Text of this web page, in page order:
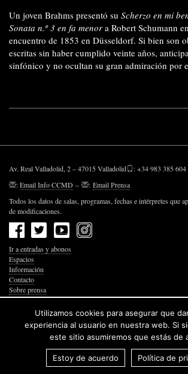
Un joven Brahms presentó su Scherzo en mi
Sonata n.º 3 en fa menor a Robert Schumann
encuentro de 1853 en Düsseldorf. Si bien son
escritas sin haber cumplido veinte años,
sinfónico y no ocultan su gran admiración por
Av. Real Valladolid, 2 – 47015 Valladolid
: +34 983 385 604
:Email Info CCMD – : Email Prensa
Todos los datos de salas, programas, fechas e intérpretes que
de modificaciones.
Ir a entradas y abonos
Espacios
Información
Contacto
Sobre prensa
Política de Privacidad
Política de Cookies
Accesibilidad Web
© 2026 Junta de Castilla y León
Utilizamos cookies para asegurar que
experiencia al usuario en nuestra web. Si
este sitio asumiremos que estás de
Estoy de acuerdo Política de